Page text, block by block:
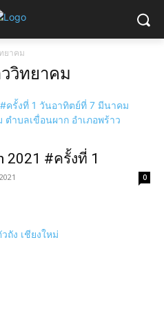
ยาคม
วิทยาคม
2021 #ครั้งที่ 1
0
ถัง เชียงใหม่